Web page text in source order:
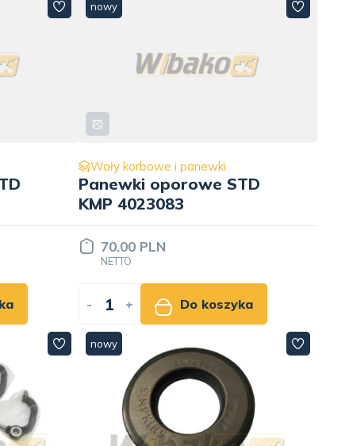
nowy
Wały korbowe i panewki
Panewki oporowe STD
KMP 4023083
70.00 PLN
NETTO
- + Do koszyka
nowy